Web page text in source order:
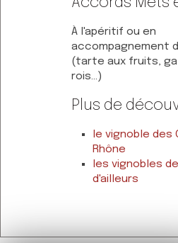
À l'apéritif ou en
accompagnement
(tarte aux fruits,
rois...)
Plus de
le vignoble des
Rhône
les vignobles
d'ailleurs